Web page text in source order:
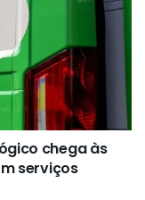
chega às
serviços